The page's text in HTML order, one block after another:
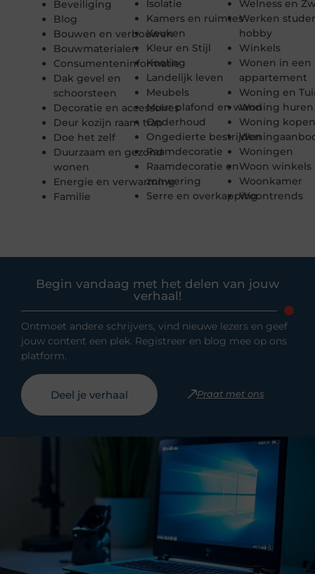
Beveiliging
Blog
Bouwen en verbouwen
Bouwmaterialen
Consumenteninformatie
Dak gevel en
schoorsteen
Decoratie en accessoires
Deur kozijn raam trap
Doe het zelf
Duurzaam en gezond
wonen
Energie en verwarming
Familie
Isolatie
Kamers en ruimtes
Keuken
Kleur en Stijl
Koeling
Landelijk leven
Meubels
Muur plafond en wand
Onderhoud
Ongedierte bestrijden
Raamdecoratie
Raamdecoratie en
zonwering
Serre en overkapping
Welness en
Werken
hobby
Winkels
Wonen in een
appartement
Woning en
Woning huren
Woning
Woningen
Woon winkels
Woonkamer
Woontrends
Begin vandaag met het delen van jouw
verhaal!
Ontmoet andere schrijvers, vind nieuwe lezers en geef
jouw content een plek. Registreer en blog mee op ons
platform.
Deel je verhaal Praat met ons